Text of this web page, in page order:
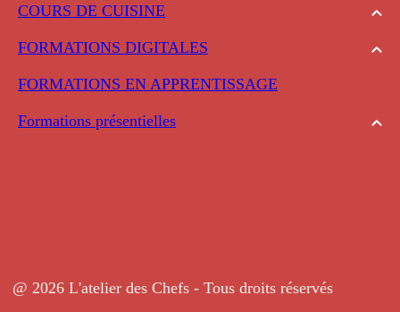
COURS DE CUISINE
FORMATIONS DIGITALES
FORMATIONS EN APPRENTISSAGE
Formations présentielles
@ 2026 L'atelier des Chefs - Tous droits réservés